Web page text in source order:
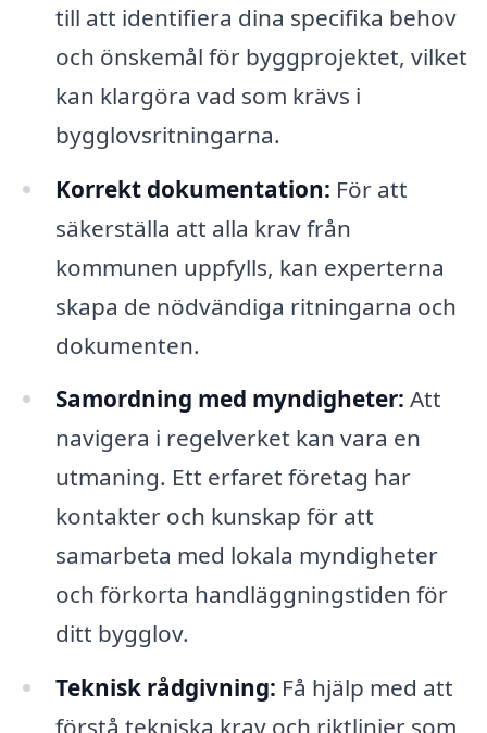
till att identifiera dina specifika behov
och önskemål för byggprojektet, vilket
kan klargöra vad som krävs i
bygglovsritningarna.
Korrekt dokumentation: För att
säkerställa att alla krav från
kommunen uppfylls, kan experterna
skapa de nödvändiga ritningarna och
dokumenten.
Samordning med myndigheter: Att
navigera i regelverket kan vara en
utmaning. Ett erfaret företag har
kontakter och kunskap för att
samarbeta med lokala myndigheter
och förkorta handläggningstiden för
ditt bygglov.
Teknisk rådgivning: Få hjälp med att
förstå tekniska krav och riktlinjer som